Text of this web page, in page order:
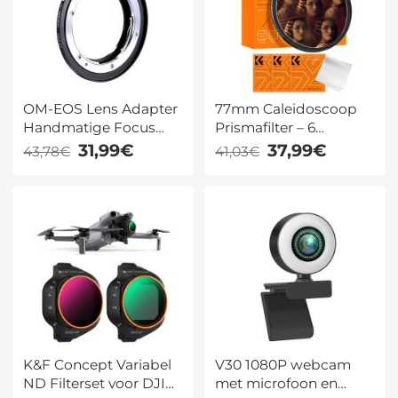
OM-EOS Lens Adapter
Handmatige Focus
Compatibele Olympus
OM Lenzen voor Canon
43,78€ 31,99€
77mm Caleidoscoop
Prismafilter – 6
Reflecties, Speciaal
Effect
41,03€ 37,99€
K&F Concept Variabel
ND Filterset voor DJI
V30 1080P webcam
met microfoon en